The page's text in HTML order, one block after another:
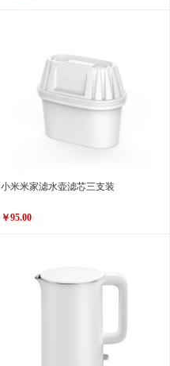
小米米家滤水壶滤芯三支装
￥95.00